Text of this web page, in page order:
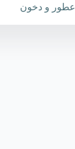
عطور و دخون